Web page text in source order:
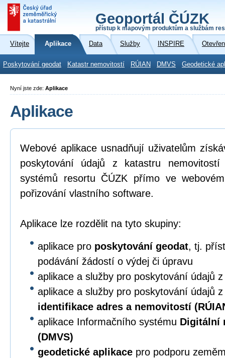
Geoportál ČÚZK
přístup k mapovým produktům a službám
Vítejte Aplikace Data Služby INSPIRE
Poskytování geodat Katastr nemovitostí RÚIAN DMVS Geodetické
Nyní jste zde: Aplikace
Aplikace
Webové aplikace usnadňují uživatelům
poskytování údajů z katastru
systémů resortu ČÚZK přímo ve
pořizování vlastního software.
Aplikace lze rozdělit na tyto skupiny:
aplikace pro poskytování geodat, tj.
podávání žádostí o výdej či úpravu
aplikace a služby pro poskytování údajů
aplikace a služby pro poskytování údajů
identifikace adres a nemovitostí
aplikace Informačního systému Digitální
(DMVS)
geodetické aplikace pro podporu